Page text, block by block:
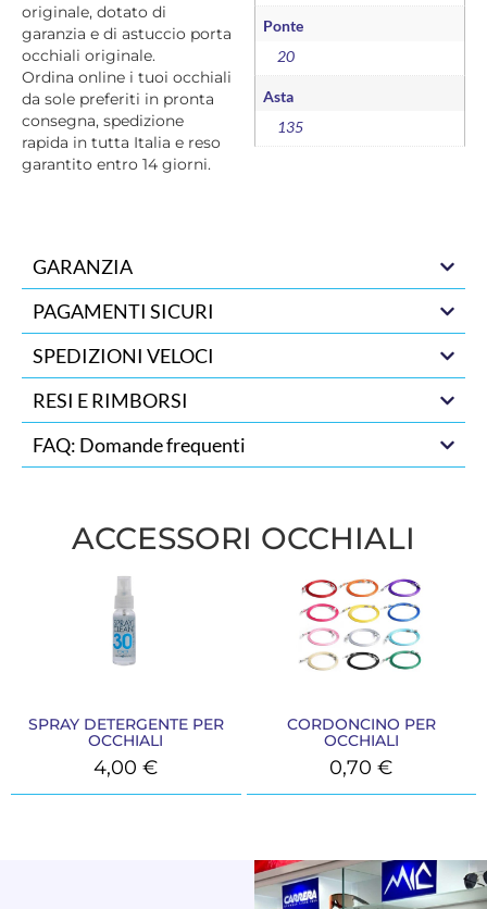
originale, dotato di
garanzia e di astuccio porta
occhiali originale.
Ordina online i tuoi occhiali
da sole preferiti in pronta
consegna, spedizione
rapida in tutta Italia e reso
garantito entro 14 giorni.
Ponte
20
Asta
135
GARANZIA
PAGAMENTI SICURI
SPEDIZIONI VELOCI
RESI E RIMBORSI
FAQ: Domande frequenti
ACCESSORI OCCHIALI
SPRAY DETERGENTE PER
OCCHIALI
4,00€
CORDONCINO PER
OCCHIALI
0,70€